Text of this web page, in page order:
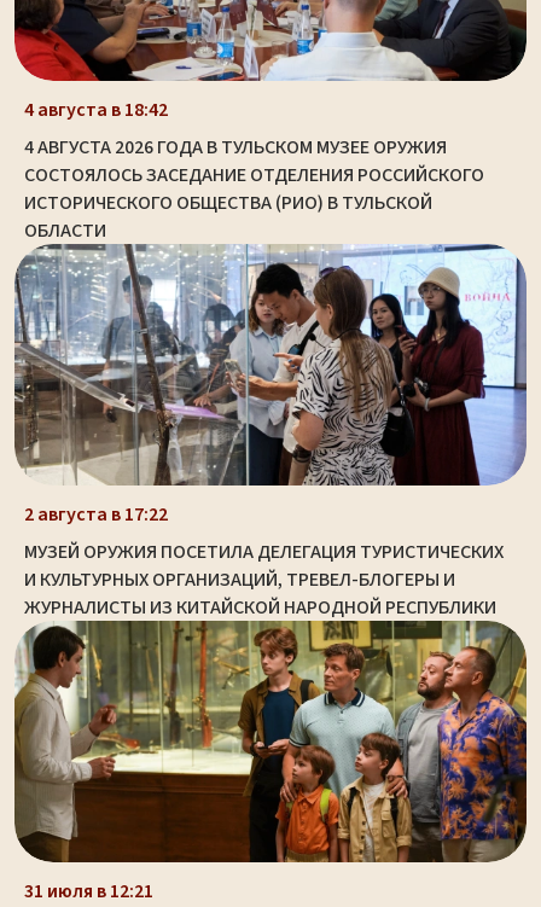
4 августа в 18:42
4 АВГУСТА 2026 ГОДА В ТУЛЬСКОМ МУЗЕЕ ОРУЖИЯ
СОСТОЯЛОСЬ ЗАСЕДАНИЕ ОТДЕЛЕНИЯ РОССИЙСКОГО
ИСТОРИЧЕСКОГО ОБЩЕСТВА (РИО) В ТУЛЬСКОЙ
ОБЛАСТИ
2 августа в 17:22
МУЗЕЙ ОРУЖИЯ ПОСЕТИЛА ДЕЛЕГАЦИЯ ТУРИСТИЧЕСКИХ
И КУЛЬТУРНЫХ ОРГАНИЗАЦИЙ, ТРЕВЕЛ-БЛОГЕРЫ И
ЖУРНАЛИСТЫ ИЗ КИТАЙСКОЙ НАРОДНОЙ РЕСПУБЛИКИ
31 июля в 12:21